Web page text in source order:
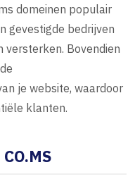
domeinen populair
gevestigde bedrijven
versterken. Bovendien
je website, waardoor
klanten.